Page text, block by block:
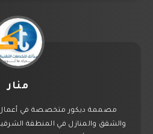
منار
مصممة ديكور متخصصة في أعمال